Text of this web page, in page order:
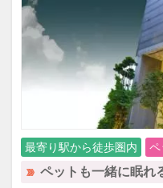
最寄り駅から徒歩圏内 ペ
ペットも一緒に眠れ